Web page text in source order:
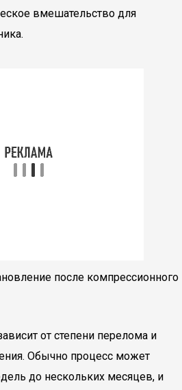
вмешательство для
после компрессионного
от степени перелома и
Обычно процесс может
до нескольких месяцев, и